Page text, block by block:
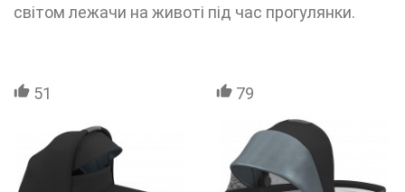
світом лежачи на животі під час прогулянки.
51 79